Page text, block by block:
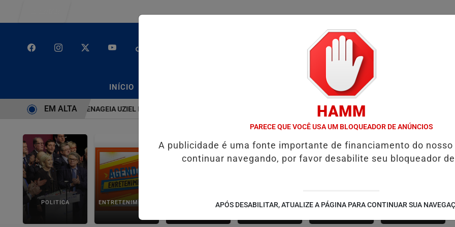
INÍCIO COLUNAS / EMPREGOS
É BRUTO” HOMENAGEIA UZIEL BUENO NO TERRAÇO MINEIRO SALVADOR RECEBE A SMART FIT RUN EM AGOSTO: ESPORTE, SAÚDE
EM ALTA
POLITICA ENTRETENIMENTO SALVADOR AQUI! SÃO JOÃO 2.6
NOTÍCIAS
FUTEBOL
HAMM
PARECE QUE VOCÊ USA UM BLOQUEADOR DE ANÚNCIOS
A publicidade é uma fonte importante de financiamento do nosso
continuar navegando, por favor desabilite seu bloqueador
APÓS DESABILITAR, ATUALIZE A PÁGINA PARA CONTINUAR SUA